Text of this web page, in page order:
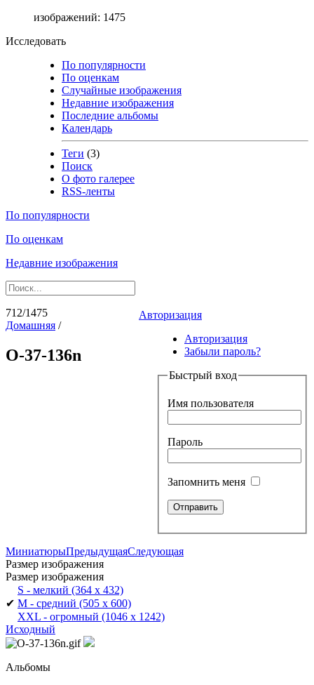
изображений: 1475
Исследовать
По популярности
По оценкам
Случайные изображения
Недавние изображения
Последние альбомы
Календарь
Теги (3)
Поиск
О фото галерее
RSS-ленты
По популярности
По оценкам
Недавние изображения
Авторизация
Авторизация
Забыли пароль?
Быстрый вход
Имя пользователя
Пароль
Запомнить меня
712/1475
Домашняя /
O-37-136n
МиниатюрыПредыдущаяСледующая
Размер изображения
Размер изображения
S - мелкий (364 x 432)
✔ M - средний (505 x 600)
XXL - огромный (1046 x 1242)
Исходный
Альбомы